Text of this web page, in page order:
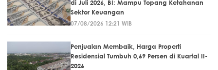
di Juli 2026, BI: Mampu Topang Ketahanan
Sektor Keuangan
07/08/2026 12:21 WIB
Penjualan Membaik, Harga Properti
Residensial Tumbuh 0,69 Persen di Kuartal II-
2026